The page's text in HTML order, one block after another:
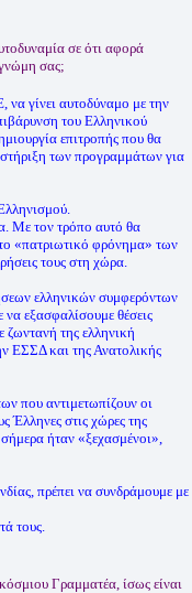
σε ότι αφορά
σας;
να γίνει αυτοδύναμο με την
του Ελληνικού
επιτροπής που θα
των προγραμμάτων για
Με τον τρόπο αυτό θα
«πατριωτικό φρόνημα» των
τους στη χώρα.
ελληνικών συμφερόντων
να εξασφαλίσουμε θέσεις
ζωντανή της ελληνική
ΕΣΣΔ και της Ανατολικής
που αντιμετωπίζουν οι
Έλληνες στις χώρες της
ήταν «ξεχασμένοι»,
πρέπει να συνδράμουμε με
τους.
Γραμματέα, ίσως είναι